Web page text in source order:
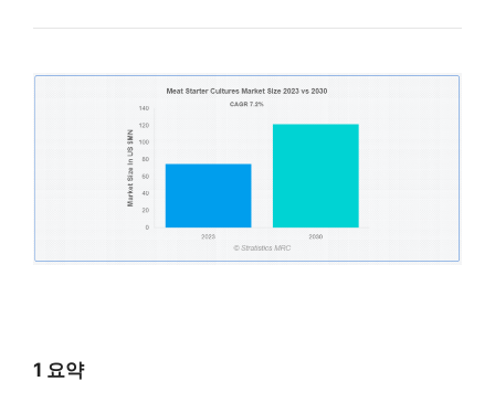
1 요약